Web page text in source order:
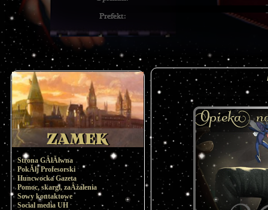
Strona GÂłĂłwna
PokĂłj Profesorski
Huncwocka Gazeta
Pomoc, skargi, zaÂżalenia
Sowy kontaktowe
Social media UH